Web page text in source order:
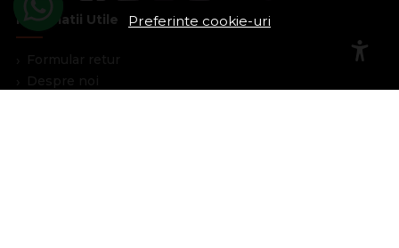
Preferinte cookie-uri
Informatii Utile
Formular retur
Despre noi